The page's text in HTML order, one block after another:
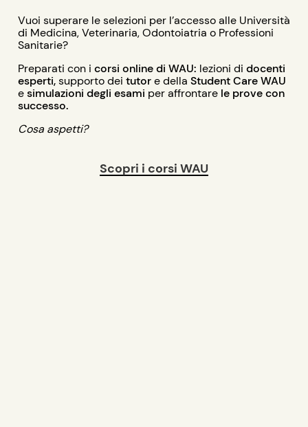
Vuoi superare le selezioni per l’accesso alle Università
di Medicina, Veterinaria, Odontoiatria o Professioni
Sanitarie?
Preparati con i corsi online di WAU: lezioni di docenti
esperti,supporto dei tutore della Student Care WAU
esimulazioni degli esami per affrontare le prove con
successo.
Cosa aspetti?
Scopri i corsi WAU